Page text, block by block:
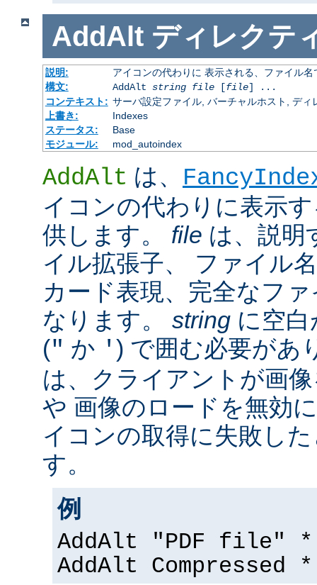
AddAlt ディレクテ
説明:
アイコンの代わりに 表示される、ファイル
構文:
AddAlt string file[file] ...
コンテキスト: サーバ設定ファイル, バーチャルホスト, ディ
上書き:
Indexes
ステータス:
Base
モジュール:
mod_autoindex
AddAlt は、
イコンの代わりに表示
供します。 file は、説明
イル拡張子、 ファイル
カード表現、完全なフ
なります。 string に空
(" か ' ) で囲む必要があ
は、クライアントが画
や 画像のロードを無効
イコンの取得に失敗し
す。
例
AddAlt "PDF file"
AddAlt